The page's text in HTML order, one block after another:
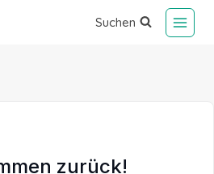
Suchen
zurück!